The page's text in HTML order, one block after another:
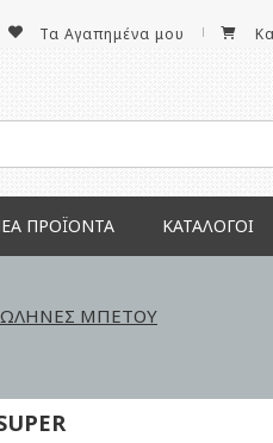
Τα Αγαπημένα μου
ΠΡΟΪΌΝΤΑ ΚΑΤΆΛΟΓΟΙ
ΜΠΕΤΟΥ